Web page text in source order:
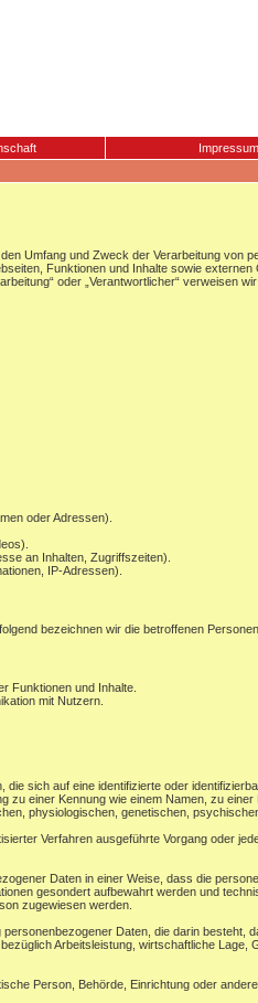
Impressum
Umfang und Zweck der Verarbeitung von
Funktionen und Inhalte sowie
oder „Verantwortlicher“ verweisen
oder Adressen).
an Inhalten, Zugriffszeiten).
IP-Adressen).
bezeichnen wir die betroffenen
Funktionen und Inhalte.
mit Nutzern.
die sich auf eine identifizierte oder
zu einer Kennung wie einem Namen, zu
physiologischen, genetischen,
Verfahren ausgeführte Vorgang oder
Daten in einer Weise, dass die
gesondert aufbewahrt werden und
zugewiesen werden.
personenbezogener Daten, die darin
Arbeitsleistung, wirtschaftliche
Person, Behörde, Einrichtung oder